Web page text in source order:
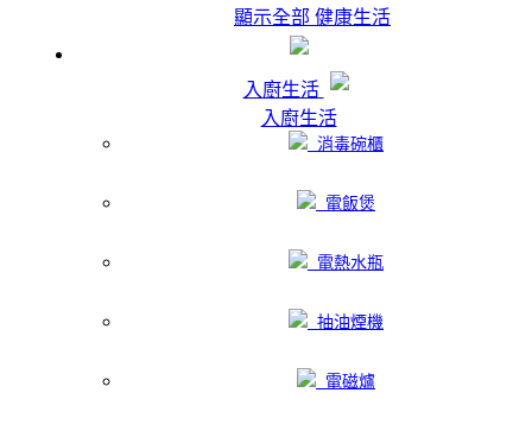
顯示全部 健康生活
入廚生活
入廚生活
消毒碗櫃
電飯煲
電熱水瓶
抽油煙機
電磁爐